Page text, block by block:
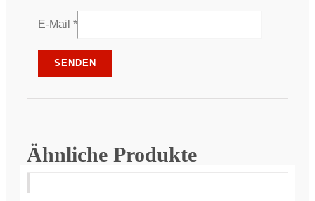
E-Mail *
Ähnliche Produkte